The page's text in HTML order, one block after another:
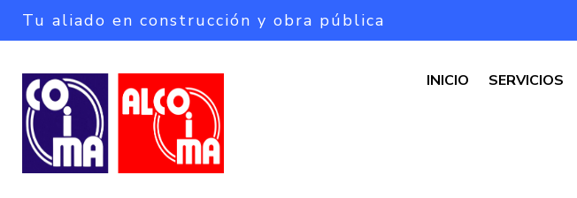
Tu aliado en construcción y obra pública
INICIO SERVICIOS